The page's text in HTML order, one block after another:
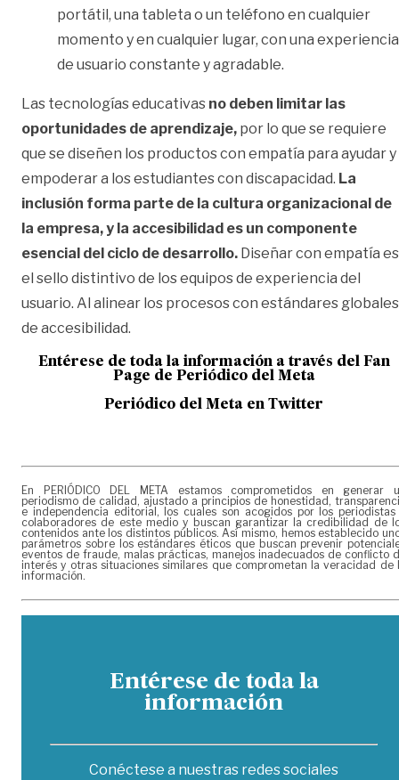
portátil, una tableta o un teléfono en cualquier
momento y en cualquier lugar, con una experiencia
de usuario constante y agradable.
Las tecnologías educativas no deben limitar las
oportunidades de aprendizaje, por lo que se requiere
que se diseñen los productos con empatía para ayudar y
empoderar a los estudiantes con discapacidad. La
inclusión forma parte de la cultura organizacional de
la empresa, y la accesibilidad es un componente
esencial del ciclo de desarrollo. Diseñar con empatía es
el sello distintivo de los equipos de experiencia del
usuario. Al alinear los procesos con estándares globales
de accesibilidad.
Entérese de toda la información a través del Fan
Page de Periódico del Meta
Periódico del Meta en Twitter
En PERIÓDICO DEL META estamos comprometidos en generar
periodismo de calidad, ajustado a principios de honestidad,
e independencia editorial, los cuales son acogidos por los periodistas
colaboradores de este medio y buscan garantizar la credibilidad de
contenidos ante los distintos públicos. Así mismo, hemos establecido
parámetros sobre los estándares éticos que buscan prevenir
eventos de fraude, malas prácticas, manejos inadecuados de conflicto
interés y otras situaciones similares que comprometan la veracidad de
información.
Entérese de toda la
información
Conéctese a nuestras redes sociales